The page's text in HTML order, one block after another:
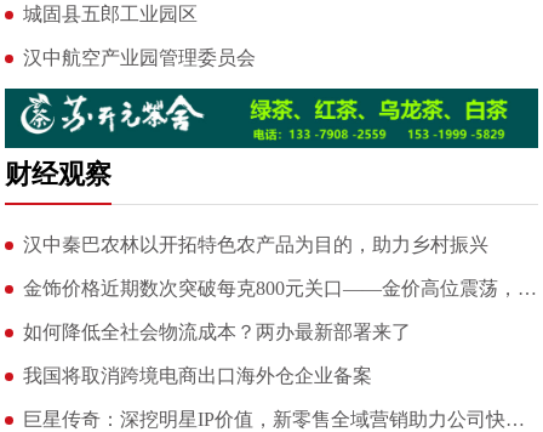
城固县五郎工业园区
汉中航空产业园管理委员会
财经观察
汉中秦巴农林以开拓特色农产品为目的，助力乡村振兴
金饰价格近期数次突破每克800元关口——金价高位震荡，市场反
如何降低全社会物流成本？两办最新部署来了
我国将取消跨境电商出口海外仓企业备案
巨星传奇：深挖明星IP价值，新零售全域营销助力公司快速成长